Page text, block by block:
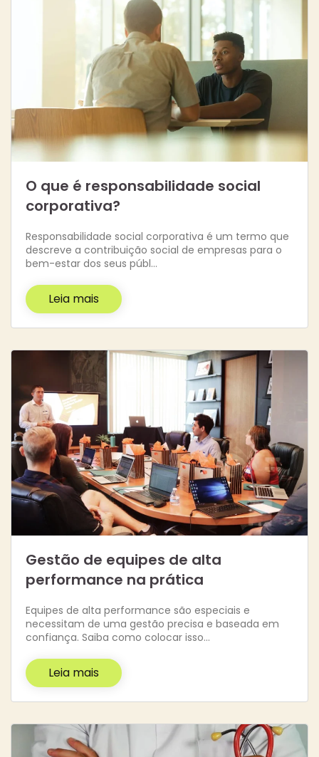
O que é responsabilidade social
corporativa?
Responsabilidade social corporativa é um termo que
descreve a contribuição social de empresas para o
bem-estar dos seus públ…
Leia mais
Gestão de equipes de alta
performance na prática
Equipes de alta performance são especiais e
necessitam de uma gestão precisa e baseada em
confiança. Saiba como colocar isso…
Leia mais